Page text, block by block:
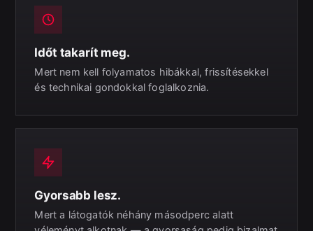
Időt takarít meg.
Mert nem kell folyamatos hibákkal, frissítésekkel
és technikai gondokkal foglalkoznia.
Gyorsabb lesz.
Mert a látogatók néhány másodperc alatt